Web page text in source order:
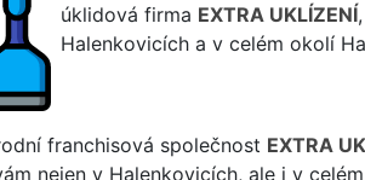
úklidová firma EXTRA UKLÍZENÍ
Halenkovicích a v celém okolí
franchisová společnost EXTRA
nejen v Halenkovicích, ale i v